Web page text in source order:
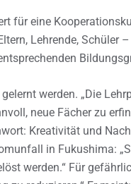
für eine
Lehrende, Schüler
werden. „Die
neue Fächer zu
Kreativität und
in Fukushima:
werden.“ Für